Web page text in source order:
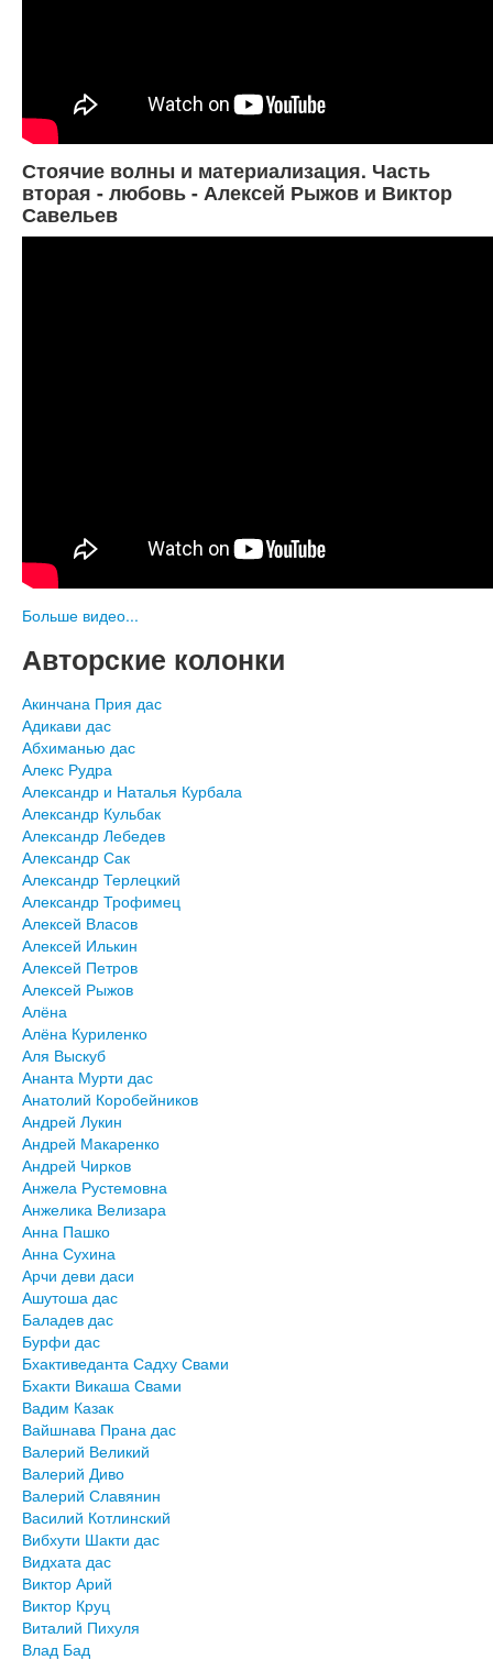
Стоячие волны и материализация. Часть
вторая - любовь - Алексей Рыжов и Виктор
Савельев
Больше видео...
Авторские колонки
Акинчана Прия дас
Адикави дас
Абхиманью дас
Алекс Рудра
Александр и Наталья Курбала
Александр Кульбак
Александр Лебедев
Александр Сак
Александр Терлецкий
Александр Трофимец
Алексей Власов
Алексей Илькин
Алексей Петров
Алексей Рыжов
Алёна
Алёна Куриленко
Аля Выскуб
Ананта Мурти дас
Анатолий Коробейников
Андрей Лукин
Андрей Макаренко
Андрей Чирков
Анжела Рустемовна
Анжелика Велизара
Анна Пашко
Анна Сухина
Арчи деви даси
Ашутоша дас
Баладев дас
Бурфи дас
Бхактиведанта Садху Свами
Бхакти Викаша Свами
Вадим Казак
Вайшнава Прана дас
Валерий Великий
Валерий Диво
Валерий Славянин
Василий Котлинский
Вибхути Шакти дас
Видхата дас
Виктор Арий
Виктор Круц
Виталий Пихуля
Влад Бад